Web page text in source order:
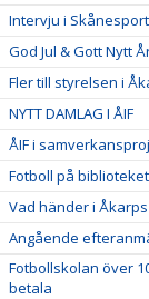
Intervju i
God Jul & Gott Nytt
Fler till styrelsen i
NYTT DAMLAG I ÅIF
ÅIF i
Fotboll på
Vad händer i Åkarps
Angående
Fotbollskolan över
betala